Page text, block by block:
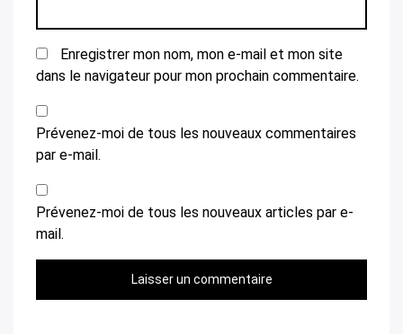
Enregistrer mon nom, mon e-mail et mon site
dans le navigateur pour mon prochain commentaire.
Prévenez-moi de tous les nouveaux commentaires
par e-mail.
Prévenez-moi de tous les nouveaux articles par e-
mail.